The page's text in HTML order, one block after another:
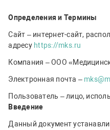
Определения и Термины
Сайт – интернет-сайт,
адресу https://mks.ru
Компания – ООО
Электронная почта –
Пользователь – лицо,
Введение
Данный документ